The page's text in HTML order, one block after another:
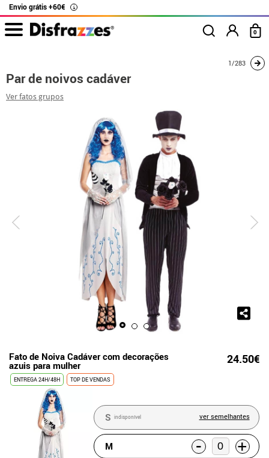
Envio grátis +60€ i
0
Par de noivos
1/283
Par de noivos cadáver
Ver fatos grupos
Fato de Noiva Cadáver com decorações
azuis para mulher 24.50€
ENTREGA 24H/48H TOP DE VENDAS
S indisponível ver semelhantes
M - +